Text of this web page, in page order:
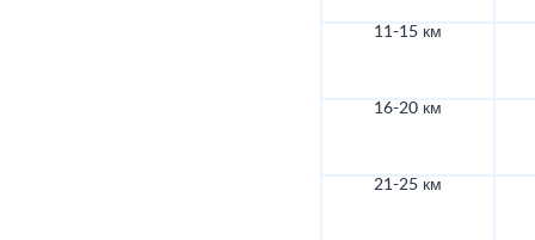
11-15 км
16-20 км
21-25 км